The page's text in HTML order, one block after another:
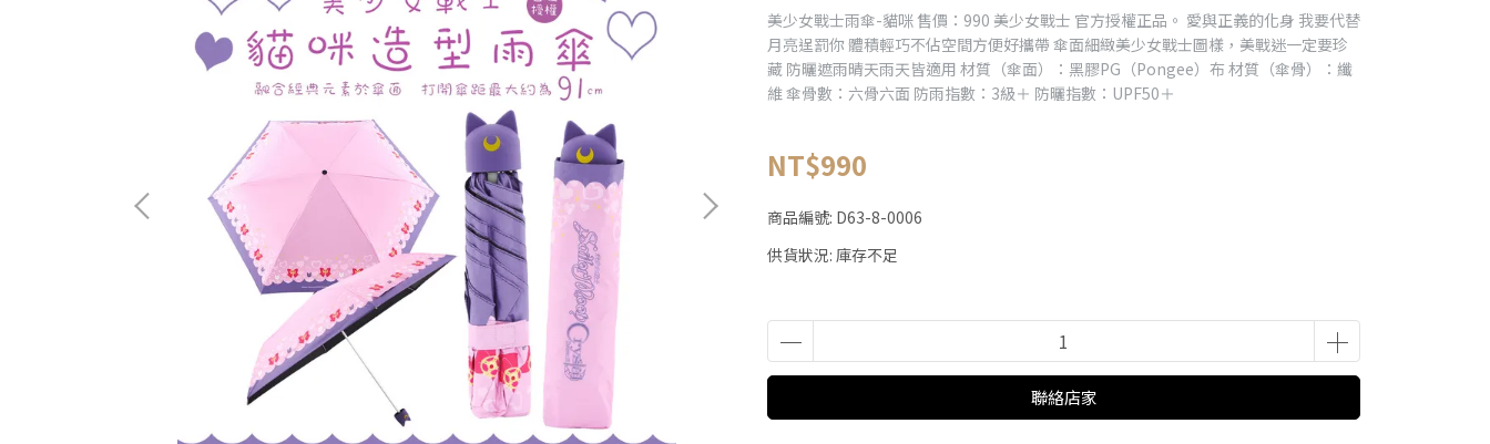
美少女戰士雨傘-貓咪 售價：990 美少女戰士 官方授權正品。 愛與正義的化身 我要代替
月亮逞罰你 體積輕巧不佔空間方便好攜帶 傘面細緻美少女戰士圖樣，美戰迷一定要珍
藏 防曬遮雨晴天雨天皆適用 材質（傘面）：黑膠PG（Pongee）布 材質（傘骨）：纖
維 傘骨數：六骨六面 防雨指數：3級＋ 防曬指數：UPF50＋
NT$990
商品編號: D63-8-0006
供貨狀況: 庫存不足
聯絡店家